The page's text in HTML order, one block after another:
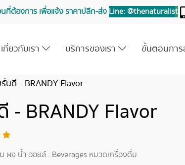
ที่ต้องการ เพื่อแจ้ง ราคาปลีก-ส่ง Line: @thenaturalist
เกี่ยวกับเรา บริการของเรา ขั้นตอนการ
นดี - BRANDY Flavor
- BRANDY Flavor
ผง น้ำ ออยล์ : Beverages หมวดเครื่องดื่ม